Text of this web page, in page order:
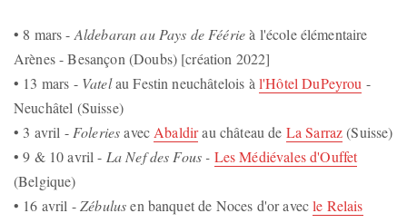
• 8 mars - Aldebaran au Pays de Féérieà l'école élémentaire
Arènes - Besançon (Doubs) [création 2022]
• 13 mars - Vatelau Festin neuchâtelois à l'Hôtel DuPeyrou -
Neuchâtel (Suisse)
• 3 avril - Foleriesavec Abaldirau château de La Sarraz(Suisse)
• 9 & 10 avril - La Nef des Fous - Les Médiévales d'Ouffet
(Belgique)
• 16 avril -Zébulusen banquet de Noces d'or avecle Relais